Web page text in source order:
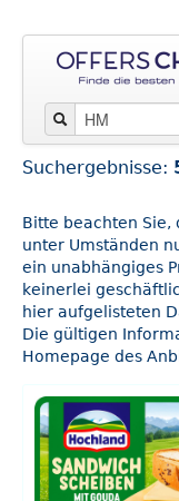
Suchergebnisse:
Bitte beachten Sie,
unter Umständen
ein unabhängiges
keinerlei
hier aufgelisteten
Die gültigen
Homepage des